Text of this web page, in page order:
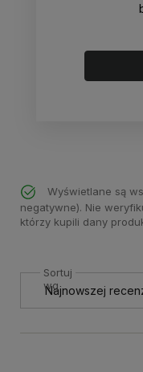
Wyświetlane są
negatywne). Nie
którzy kupili dany
Sortuj
wg